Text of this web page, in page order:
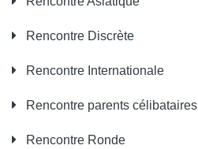
Rencontre Discrète
Rencontre Internationale
Rencontre parents célibataires
Rencontre Ronde